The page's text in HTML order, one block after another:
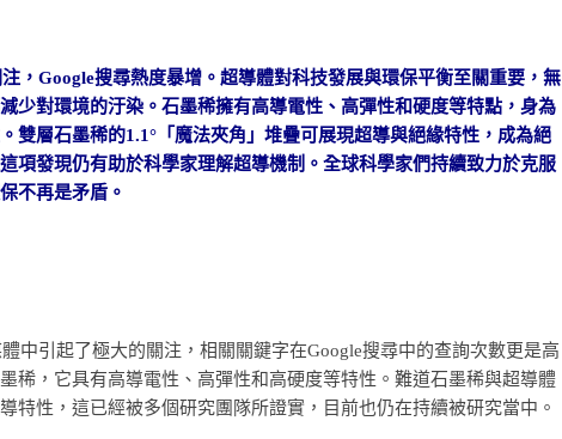
，Google搜尋熱度暴增。超導體對科技發展與環保平衡至關重要，無
少對環境的汙染。石墨稀擁有高導電性、高彈性和硬度等特點，身為
雙層石墨稀的1.1°「魔法夾角」堆疊可展現超導與絕緣特性，成為絕
項發現仍有助於科學家理解超導機制。全球科學家們持續致力於克服
不再是矛盾。
中引起了極大的關注，相關關鍵字在Google搜尋中的查詢次數更是高
稀，它具有高導電性、高彈性和高硬度等特性。難道石墨稀與超導體
特性，這已經被多個研究團隊所證實，目前也仍在持續被研究當中。